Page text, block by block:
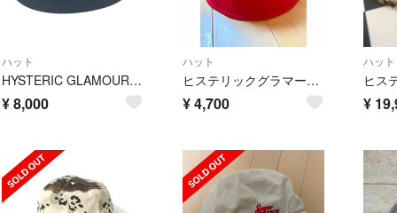
ハット
HYSTERIC GLAMOUR ヒステリックグラマー ハット FREE ファッキンベアー/ウール ブラック ユニセックス / 240001196547
¥8,000
ハット
ヒステリックグラマー赤 ハット
¥4,700
ハット
¥